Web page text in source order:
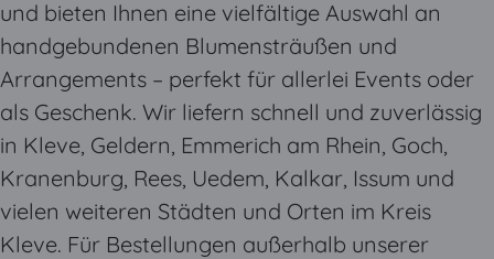
und bieten Ihnen eine vielfältige Auswahl an
handgebundenen Blumensträußen und
Arrangements – perfekt für allerlei Events oder
als Geschenk. Wir liefern schnell und zuverlässig
in Kleve, Geldern, Emmerich am Rhein, Goch,
Kranenburg, Rees, Uedem, Kalkar, Issum und
vielen weiteren Städten und Orten im Kreis
Kleve. Für Bestellungen außerhalb unserer